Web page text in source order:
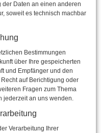
der Daten an einen anderen
soweit es technisch machbar
Bestimmungen
über Ihre gespeicherten
und Empfänger und den
auf Berichtigung oder
Fragen zum Thema
jederzeit an uns wenden.
Verarbeitung Ihrer